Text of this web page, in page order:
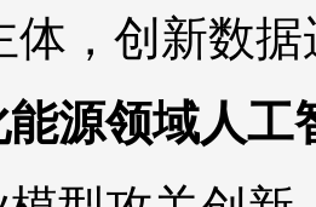
体，创新数
源领域人工